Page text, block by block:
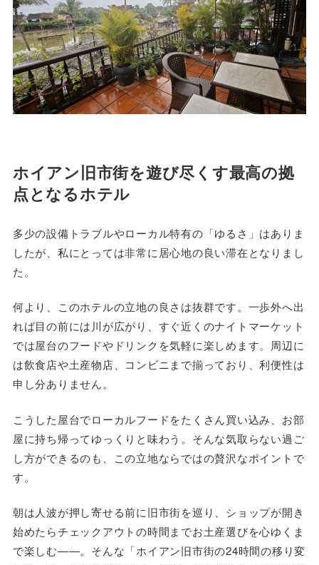
ホイアン旧市街を遊び尽くす最高の拠
点となるホテル
多少の設備トラブルやローカル特有の「ゆるさ」はありま
したが、私にとっては非常に居心地の良い滞在となりまし
た。
何より、このホテルの立地の良さは抜群です。一歩外へ出
れば目の前には川が広がり、すぐ近くのナイトマーケット
では屋台のフードやドリンクを気軽に楽しめます。周辺に
は飲食店や土産物店、コンビニまで揃っており、利便性は
申し分ありません。
こうした屋台でローカルフードをたくさん買い込み、お部
屋に持ち帰ってゆっくりと味わう。そんな気取らない過ご
し方ができるのも、この立地ならではの贅沢なポイントで
す。
朝は人波が押し寄せる前に旧市街を巡り、ショップが開き
始めたらチェックアウトの時間までお土産選びを心ゆくま
で楽しむ——。そんな「ホイアン旧市街の24時間の移り変